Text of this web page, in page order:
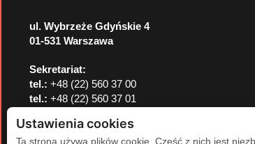
ul. Wybrzeże Gdyńskie 4
01-531 Warszawa
Sekretariat:
tel.: +48 (22) 560 37 00
tel.: +48 (22) 560 37 01
Ustawienia cookies
Ta strona używa plików cookie. Część z nich jest